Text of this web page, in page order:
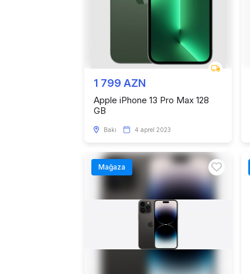
1 799 AZN
Apple iPhone 13 Pro Max 128
GB
Bakı 4 aprel 2023
Mağaza